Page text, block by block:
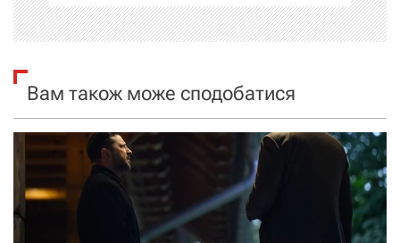
і
а
п
и
Вам також може сподобатися